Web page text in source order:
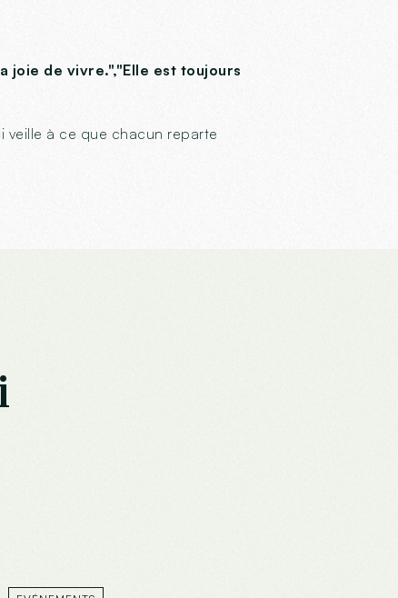
joie de vivre.","Elle est toujours
veille à ce que chacun reparte